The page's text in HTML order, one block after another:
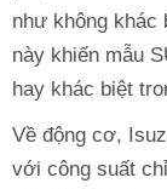
như không khác
này khiến mẫu
hay khác biệt
Về động cơ,
với công suất